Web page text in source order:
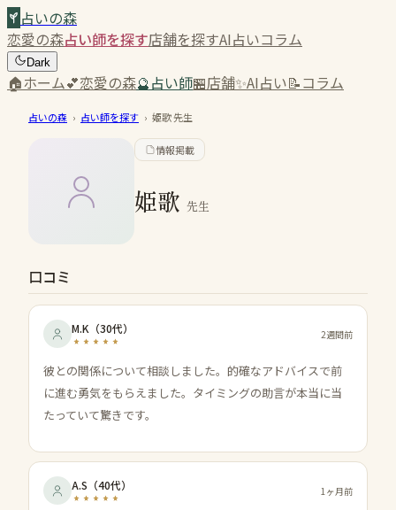
占いの森
恋愛の森占い師を探す店舗を探すAI占いコラム
Dark
🏠ホーム💕恋愛の森🔮占い師🏪店舗✨AI占い📝コラム
占いの森 › 占い師を探す › 姫歌先生
情報掲載
姫歌 先生
口コミ
M.K （30代） 2週間前
彼との関係について相談しました。的確なアドバイスで前
に進む勇気をもらえました。タイミングの助言が本当に当
たっていて驚きです。
A.S （40代） 1ヶ月前